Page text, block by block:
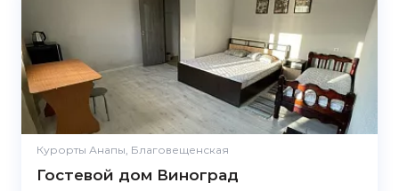
Курорты Анапы, Благовещенская
Гостевой дом Виноград